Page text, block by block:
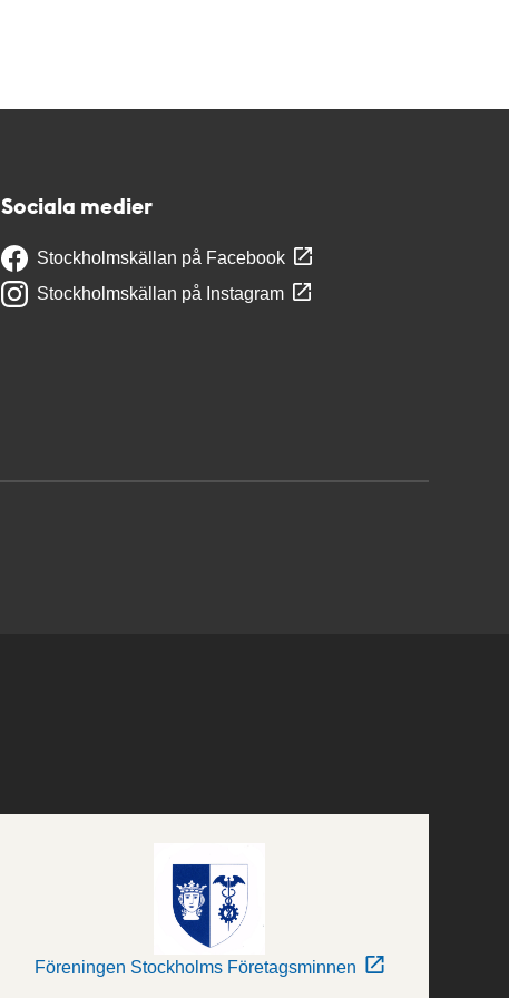
Sociala medier
Stockholmskällan på Facebook
Stockholmskällan på Instagram
Föreningen Stockholms Företagsminnen